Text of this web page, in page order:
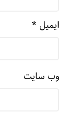
ایمیل *
وب‌ سایت